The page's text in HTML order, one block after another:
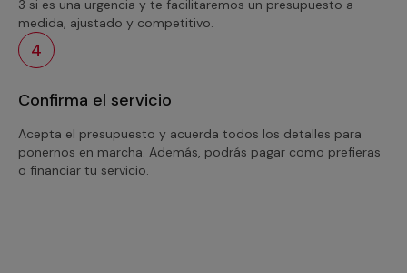
3 si es una urgencia y te facilitaremos un presupuesto a
medida, ajustado y competitivo.
4
Confirma el servicio
Acepta el presupuesto y acuerda todos los detalles para
ponernos en marcha. Además, podrás pagar como prefieras
o financiar tu servicio.